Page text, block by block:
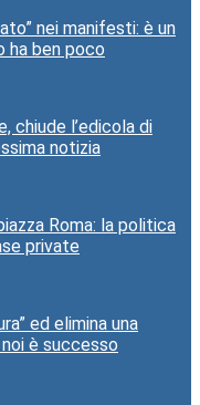
nei manifesti: è un
ha ben poco
chiude l’edicola di
notizia
Roma: la politica
private
ed elimina una
è successo